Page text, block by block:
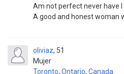
Am not perfect never have I
A good and honest woman
oliviaz
Mujer
51
Toronto, Ontario, Canada